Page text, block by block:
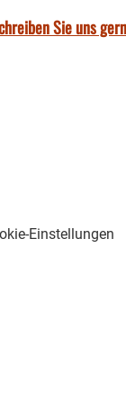
Sie uns
Einstellungen